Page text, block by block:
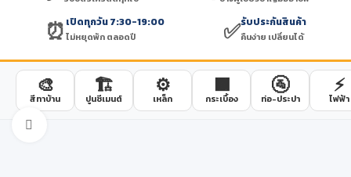
⏰ เปิดทุกวัน 7:30-19:00
ไม่หยุดพัก ตลอดปี ✅รับประกันสินค้า
คืนง่าย เปลี่ยนได้
🎨
สีทาบ้าน
🏗️
ปูนซีเมนต์
⚙️
เหล็ก
🟫
กระเบื้อง
🚰
ท่อ-ประปา
⚡
ไฟฟ้า
Click to enlarge